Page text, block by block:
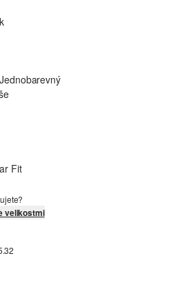
Fit
velikostmi